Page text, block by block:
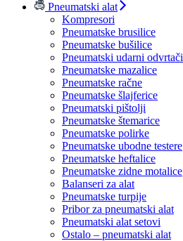
Pneumatski alat
Kompresori
Pneumatske brusilice
Pneumatske bušilice
Pneumatski udarni odvrtači
Pneumatske mazalice
Pneumatske račne
Pneumatske šlajferice
Pneumatski pištolji
Pneumatske štemarice
Pneumatske polirke
Pneumatske ubodne testere
Pneumatske heftalice
Pneumatske zidne motalice
Balanseri za alat
Pneumatske turpije
Pribor za pneumatski alat
Pneumatski alat setovi
Ostalo – pneumatski alat